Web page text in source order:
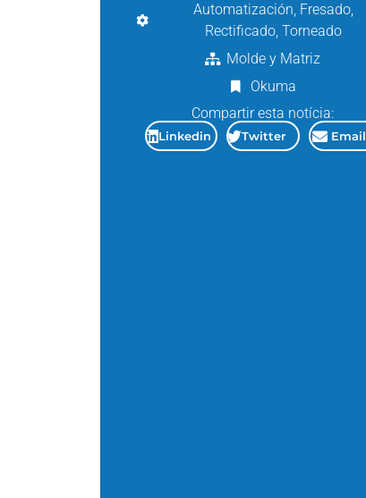
Automatización, Fresado,
Rectificado,Torneado
Molde y Matriz
Okuma
Compartir esta notícia:
Linkedin Twitter Email